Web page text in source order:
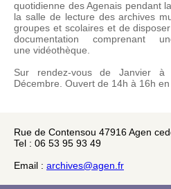
quotidienne des Agenais pendant
la salle de lecture des archives
groupes et scolaires et de
documentation comprenant
une vidéothèque.
Sur rendez-vous de Janvier
Décembre. Ouvert de 14h à 16h en
Rue de Contensou 47916 Agen
Tel : 06 53 95 93 49
Email : archives@agen.fr